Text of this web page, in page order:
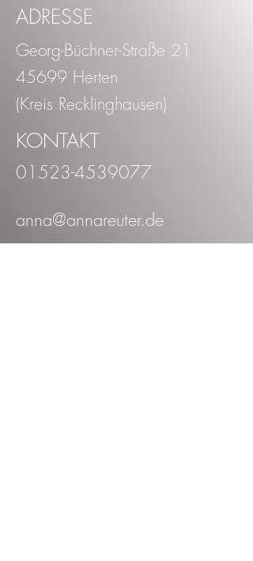
ADRESSE
Georg-Büchner-Straße 21
45699 Herten
(Kreis Recklinghausen)
KONTAKT
01523-4539077
anna@annareuter.de